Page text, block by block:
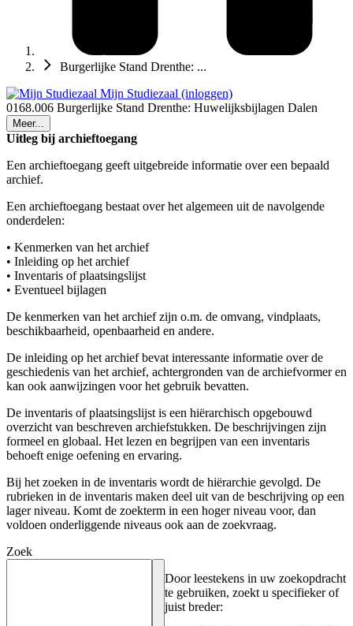
Burgerlijke Stand Drenthe: ...
Mijn Studiezaal (inloggen)
0168.006 Burgerlijke Stand Drenthe: Huwelijksbijlagen Dalen
Meer...
Uitleg bij archieftoegang
Een archieftoegang geeft uitgebreide informatie over een bepaald
archief.
Een archieftoegang bestaat over het algemeen uit de navolgende
onderdelen:
• Kenmerken van het archief
• Inleiding op het archief
• Inventaris of plaatsingslijst
• Eventueel bijlagen
De kenmerken van het archief zijn o.m. de omvang, vindplaats,
beschikbaarheid, openbaarheid en andere.
De inleiding op het archief bevat interessante informatie over de
geschiedenis van het archief, achtergronden van de archiefvormer en
kan ook aanwijzingen voor het gebruik bevatten.
De inventaris of plaatsingslijst is een hiërarchisch opgebouwd
overzicht van beschreven archiefstukken. De beschrijvingen zijn
formeel en globaal. Het lezen en begrijpen van een inventaris
behoeft enige oefening en ervaring.
Bij het zoeken in de inventaris wordt de hiërarchie gevolgd. De
rubrieken in de inventaris maken deel uit van de beschrijving op een
lager niveau. Komt de zoekterm in een hoger niveau voor, dan
voldoen onderliggende niveaus ook aan de zoekvraag.
Zoek
Door leestekens in uw zoekopdracht
te gebruiken, zoekt u specifieker of
juist breder: